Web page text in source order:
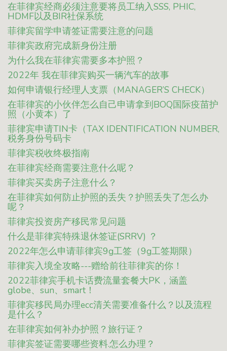
在菲律宾经商必须注意要将员工纳入SSS, PHIC,
HDMF以及BIR社保系统
菲律宾留学申请签证需要注意的问题
菲律宾政府完成新身份注册
为什么我在菲律宾需要多本护照？
2022年 我在菲律宾购买一辆汽车的故事
如何申请银行经理人支票（MANAGER’S CHECK）
在菲律宾的小伙伴怎么自己申请拿到BOQ国际疫苗护
照（小黄本）了
菲律宾申请TIN卡（TAX IDENTIFICATION NUMBER,
税务身份号码卡
菲律宾税收终极指南
在菲律宾经商需要注意什么呢？
菲律宾买卖房子注意什么？
在菲律宾如何防止护照的丢失？护照丢失了怎么办
呢？
菲律宾投资房产移民常见问题
什么是菲律宾特殊退休签证(SRRV) ？
2022年怎么申请菲律宾9g工签（9g工签期限）
菲律宾入境全攻略---赠给前往菲律宾的你！
2022菲律宾手机卡话费流量套餐大PK，涵盖
globe、sun、smart！
菲律宾移民局办理ecc清关需要准备什么？以及流程
是什么？
在菲律宾如何补办护照？旅行证？
菲律宾签证需要哪些资料.怎么办理？